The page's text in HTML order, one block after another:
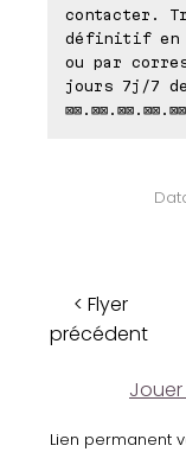
contacter.
définitif en
ou par
jours 7j/7 de
< Flyer
précédent
Lien permanent